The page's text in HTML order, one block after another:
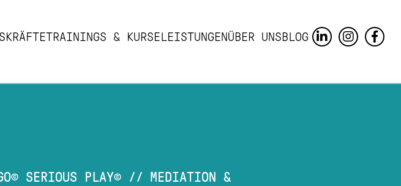
TRAININGS & KURSELEISTUNGENÜBER UNSBLOG
SERIOUS PLAY© //
MEDIATION &